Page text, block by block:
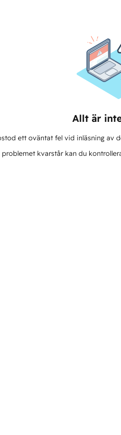
Allt är
ett oväntat fel vid inläsning av
problemet kvarstår kan du